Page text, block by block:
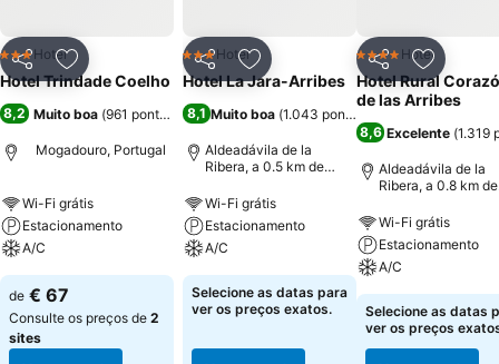
PartilharAdicionar aos favoritos
3 Estrelas
Hotel
Hotel Trindade Coelho
8,2 Muito boa (961 pontuações)
Mogadouro, Portugal
Wi-Fi grátis
Estacionamento
A/C
de € 67
Consulte os preços de 2
sites
PartilharAdicionar aos favoritos
3 Estrelas
Hotel
Hotel La Jara-Arribes
8,1 Muito boa (1.043 pontuações
Aldeadávila de la
Ribera, a 0.5 km de
Wi-Fi grátis
Estacionamento
A/C
Selecione as datas para
ver os preços exatos.
Partilhar
4 EstrelasHotel
Hotel Rural
de las Arribes
8,6 Excelente (1.319
Aldeadávila de la
Ribera, a 0.8 km de
Wi-Fi grátis
Estacionamento
A/C
Selecione as datas
ver os preços